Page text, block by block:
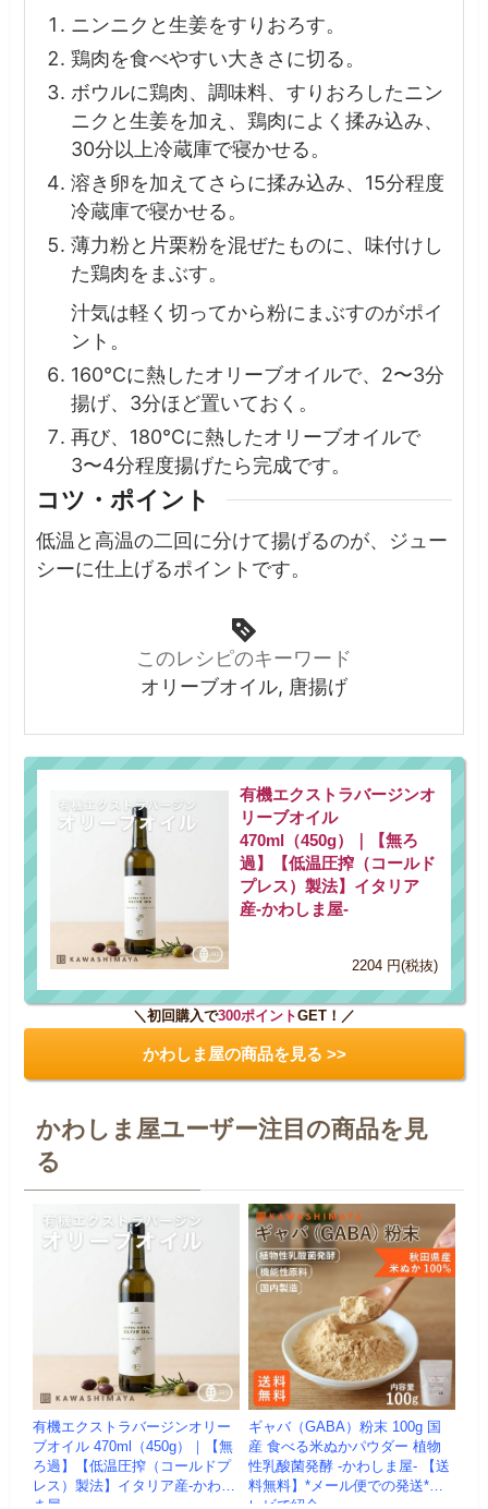
ニンニクと生姜をすりおろす。
鶏肉を食べやすい大きさに切る。
ボウルに鶏肉、調味料、すりおろしたニン
ニクと生姜を加え、鶏肉によく揉み込み、
30分以上冷蔵庫で寝かせる。
溶き卵を加えてさらに揉み込み、15分程度
冷蔵庫で寝かせる。
薄力粉と片栗粉を混ぜたものに、味付けし
た鶏肉をまぶす。
汁気は軽く切ってから粉にまぶすのがポイ
ント。
160℃に熱したオリーブオイルで、2〜3分
揚げ、3分ほど置いておく。
再び、180℃に熱したオリーブオイルで
3〜4分程度揚げたら完成です。
コツ・ポイント
低温と高温の二回に分けて揚げるのが、ジュー
シーに仕上げるポイントです。
このレシピのキーワード
オリーブオイル, 唐揚げ
有機エクストラバージンオ
リーブオイル
470ml（450g）｜【無ろ
過】【低温圧搾（コールド
プレス）製法】イタリア
産-かわしま屋-
2204 円(税抜)
＼初回購入で300ポイントGET！／
かわしま屋の商品を見る >>
かわしま屋ユーザー注目の商品を見
る
有機エクストラバージンオリー
ブオイル 470ml（450g）｜【無
ろ過】【低温圧搾（コールドプ
レス）製法】イタリア産-かわし
ギャバ（GABA）粉末 100g 国
産 食べる米ぬかパウダー 植物
性乳酸菌発酵 -かわしま屋- 【送
料無料】*メール便での発送*テ